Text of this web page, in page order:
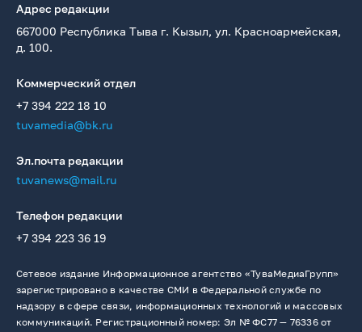
Адрес редакции
667000 Республика Тыва г. Кызыл, ул. Красноармейская,
д. 100.
Коммерческий отдел
+7 394 222 18 10
tuvamedia@bk.ru
Эл.почта редакции
tuvanews@mail.ru
Телефон редакции
+7 394 223 36 19
Сетевое издание Информационное агентство «ТуваМедиаГрупп»
зарегистрировано в качестве СМИ в Федеральной службе по
надзору в сфере связи, информационных технологий и массовых
коммуникаций. Регистрационный номер: Эл № ФС77 — 76336 от